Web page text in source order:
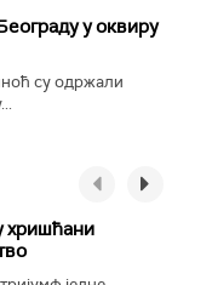
у оквиру
су одржали
хришћани